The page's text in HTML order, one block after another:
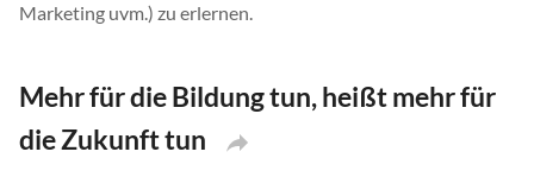
Marketing uvm.) zu erlernen.
Mehr für die Bildung tun, heißt mehr für
die Zukunft tun